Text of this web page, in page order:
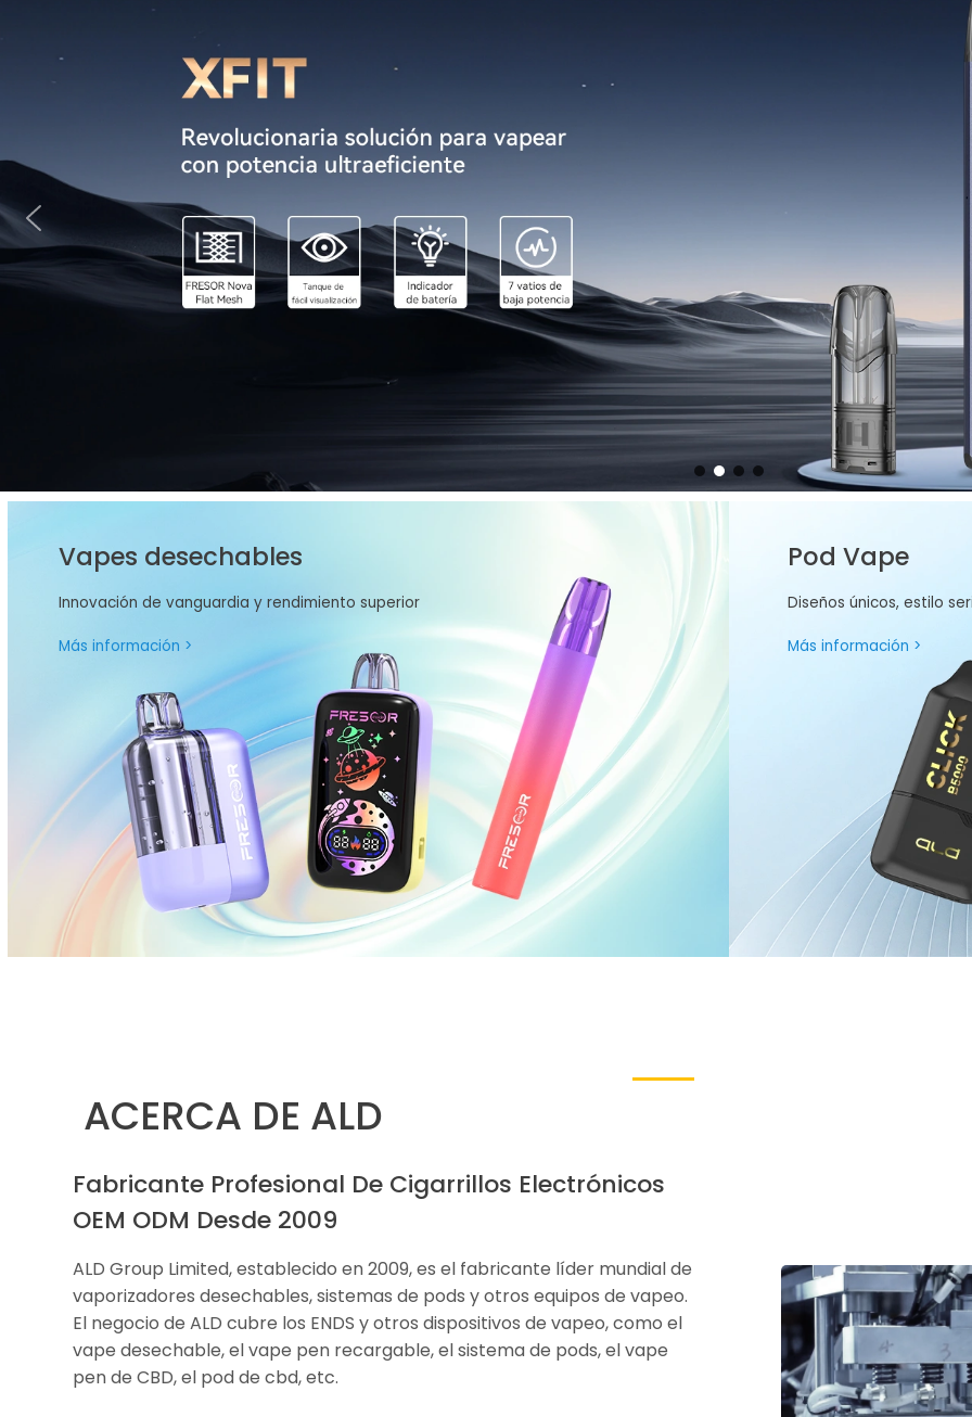
Vapes desechables
Innovación de vanguardia y rendimiento superior
Más información >
Pod Vape
Diseños únicos, estilo
Más información >
ACERCA DE ALD
Fabricante Profesional De Cigarrillos Electrónicos
OEM ODM Desde 2009
ALD Group Limited, establecido en 2009, es el fabricante líder mundial de
vaporizadores desechables, sistemas de pods y otros equipos de vapeo.
El negocio de ALD cubre los ENDS y otros dispositivos de vapeo, como el
vape desechable, el vape pen recargable, el sistema de pods, el vape
pen de CBD, el pod de cbd, etc.